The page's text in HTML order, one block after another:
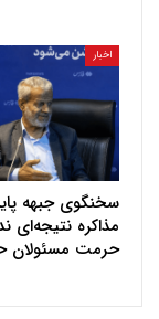
اخبار
سخنگوی جبهه
مذاکره نتیجه‌ای
حرمت مسئولان